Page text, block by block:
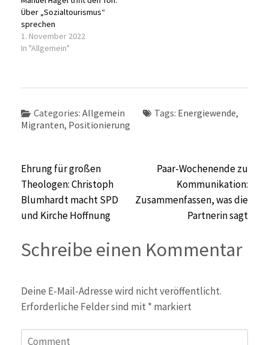
Über „Sozialtourismus“
sprechen
1. November 2022
In "Allgemein"
Categories: Allgemein Tags: Energiewende,
Migranten, Positionierung
Beitragsnavigation
Ehrung für großen
Theologen: Christoph
Blumhardt macht SPD
und Kirche Hoffnung
Paar-Wochenende zu
Kommunikation:
Zusammenfassen, was die
Partnerin sagt
Schreibe einen Kommentar
Deine E-Mail-Adresse wird nicht veröffentlicht.
Erforderliche Felder sind mit * markiert
Comment